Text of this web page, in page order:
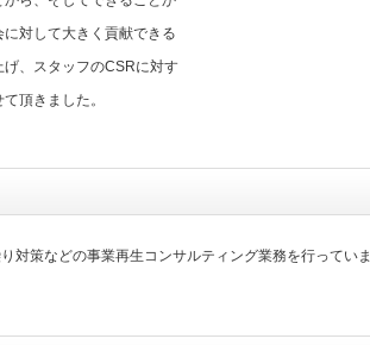
対して大きく貢献できる
、スタッフのCSRに対す
頂きました。
対策などの事業再生コンサルティング業務を行っていま